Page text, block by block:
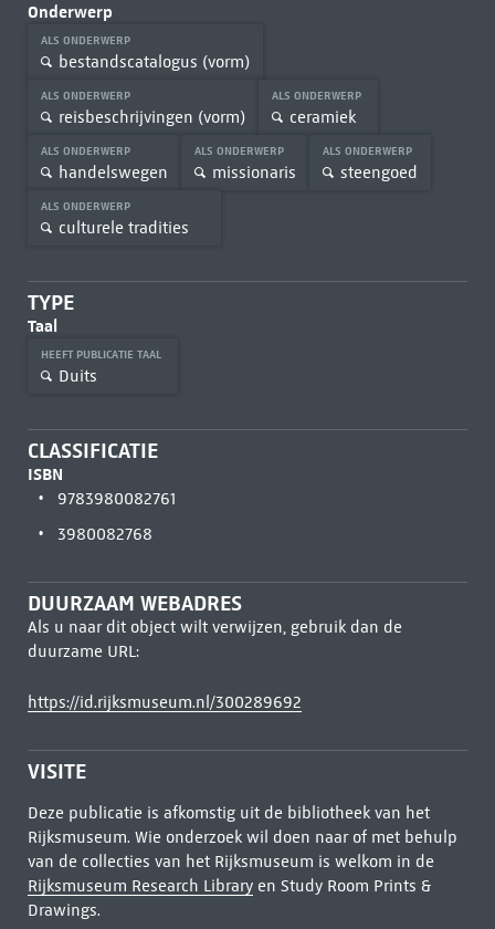
Onderwerp
ALS ONDERWERP
bestandscatalogus (vorm)
ALS ONDERWERP
reisbeschrijvingen (vorm)
ALS ONDERWERP
ceramiek
ALS ONDERWERP
handelswegen
ALS ONDERWERP
missionaris
ALS ONDERWERP
steengoed
ALS ONDERWERP
culturele tradities
TYPE
Taal
HEEFT PUBLICATIE TAAL
Duits
CLASSIFICATIE
ISBN
9783980082761
3980082768
DUURZAAM WEBADRES
Als u naar dit object wilt verwijzen, gebruik dan de
duurzame URL:
https://id.rijksmuseum.nl/300289692
VISITE
Deze publicatie is afkomstig uit de bibliotheek van het
Rijksmuseum. Wie onderzoek wil doen naar of met behulp
van de collecties van het Rijksmuseum is welkom in de
Rijksmuseum Research Libraryen Study Room Prints &
Drawings.